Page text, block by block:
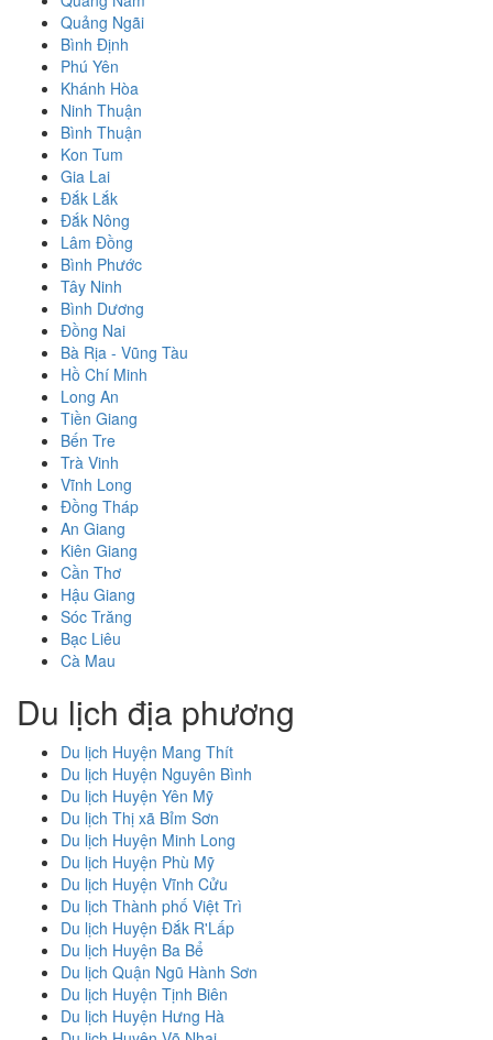
Quảng Ngãi
Bình Định
Phú Yên
Khánh Hòa
Ninh Thuận
Bình Thuận
Kon Tum
Gia Lai
Đắk Lắk
Đắk Nông
Lâm Đồng
Bình Phước
Tây Ninh
Bình Dương
Đồng Nai
Bà Rịa - Vũng Tàu
Hồ Chí Minh
Long An
Tiền Giang
Bến Tre
Trà Vinh
Vĩnh Long
Đồng Tháp
An Giang
Kiên Giang
Cần Thơ
Hậu Giang
Sóc Trăng
Bạc Liêu
Cà Mau
Du lịch địa phương
Du lịch Huyện Mang Thít
Du lịch Huyện Nguyên Bình
Du lịch Huyện Yên Mỹ
Du lịch Thị xã Bỉm Sơn
Du lịch Huyện Minh Long
Du lịch Huyện Phù Mỹ
Du lịch Huyện Vĩnh Cửu
Du lịch Thành phố Việt Trì
Du lịch Huyện Đắk R'Lấp
Du lịch Huyện Ba Bể
Du lịch Quận Ngũ Hành Sơn
Du lịch Huyện Tịnh Biên
Du lịch Huyện Hưng Hà